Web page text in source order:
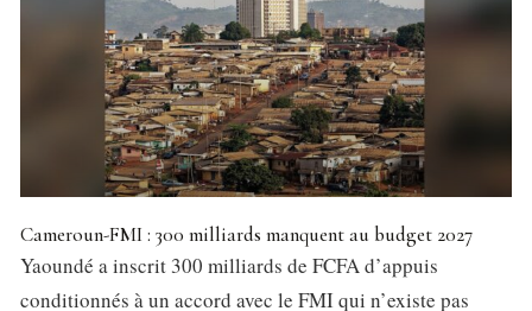
Cameroun-FMI : 300 milliards manquent au budget 2027
Yaoundé a inscrit 300 milliards de FCFA d’appuis
conditionnés à un accord avec le FMI qui n’existe pas